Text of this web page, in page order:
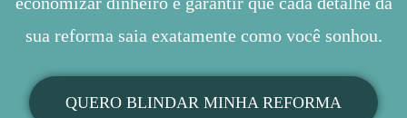
sua reforma saia exatamente como você sonhou.
QUERO BLINDAR MINHA REFORMA